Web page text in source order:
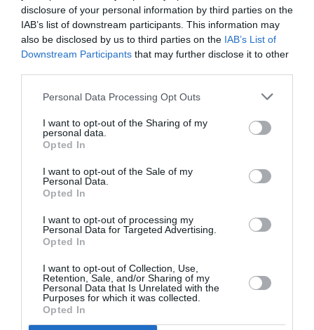
disclosure of your personal information by third parties on the
IAB’s list of downstream participants. This information may
also be disclosed by us to third parties on the IAB’s List of
Downstream Participants that may further disclose it to other
Personal Data Processing Opt Outs
I want to opt-out of the Sharing of my
personal data.
Opted In
I want to opt-out of the Sale of my
Personal Data.
Opted In
I want to opt-out of processing my
Personal Data for Targeted Advertising.
Opted In
I want to opt-out of Collection, Use,
Retention, Sale, and/or Sharing of my
Personal Data that Is Unrelated with the
Purposes for which it was collected.
Opted In
Agir avec mon entreprise
Devenir bénévole